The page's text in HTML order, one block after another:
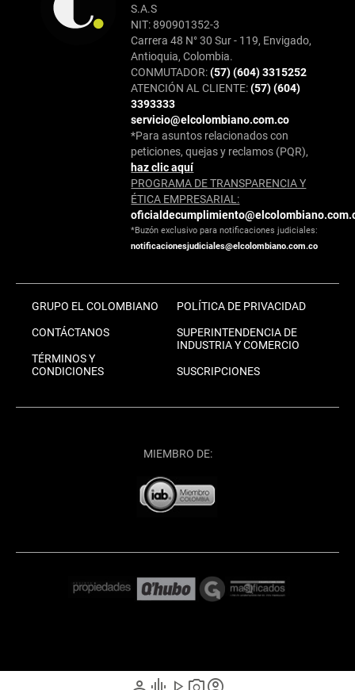
S.A.S
NIT: 890901352-3
Carrera 48 N° 30 Sur - 119, Envigado,
Antioquia, Colombia.
CONMUTADOR:(57) (604) 3315252
ATENCIÓN AL CLIENTE:(57) (604)
3393333
servicio@elcolombiano.com.co
*Para asuntos relacionados con
peticiones, quejas y reclamos (PQR),
haz clic aquí
PROGRAMA DE TRANSPARENCIA Y
ÉTICA EMPRESARIAL:
*Buzón exclusivo para notificaciones judiciales:
notificacionesjudiciales@elcolombiano.com.co
GRUPO EL COLOMBIANO
CONTÁCTANOS
TÉRMINOS Y
CONDICIONES
POLÍTICA DE PRIVACIDAD
SUPERINTENDENCIA DE
INDUSTRIA Y COMERCIO
SUSCRIPCIONES
MIEMBRO DE: